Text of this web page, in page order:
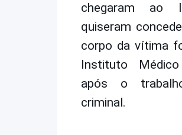
chegaram ao
quiseram
corpo da vítima
Instituto
após o
criminal.